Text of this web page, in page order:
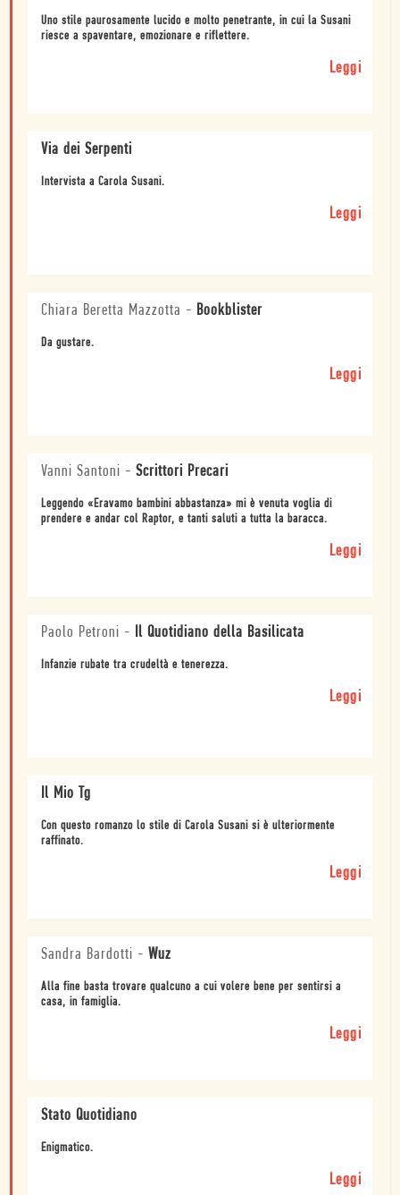
Uno stile paurosamente lucido e molto penetrante, in cui la Susani
riesce a spaventare, emozionare e riflettere.
Leggi
Via dei Serpenti
Intervista a Carola Susani.
Leggi
Chiara Beretta Mazzotta - Bookblister
Da gustare.
Leggi
Vanni Santoni - Scrittori Precari
Leggendo «Eravamo bambini abbastanza» mi è venuta voglia di
prendere e andar col Raptor, e tanti saluti a tutta la baracca.
Leggi
Paolo Petroni - Il Quotidiano della Basilicata
Infanzie rubate tra crudeltà e tenerezza.
Leggi
Il Mio Tg
Con questo romanzo lo stile di Carola Susani si è ulteriormente
raffinato.
Leggi
Sandra Bardotti - Wuz
Alla fine basta trovare qualcuno a cui volere bene per sentirsi a
casa, in famiglia.
Leggi
Stato Quotidiano
Enigmatico.
Leggi